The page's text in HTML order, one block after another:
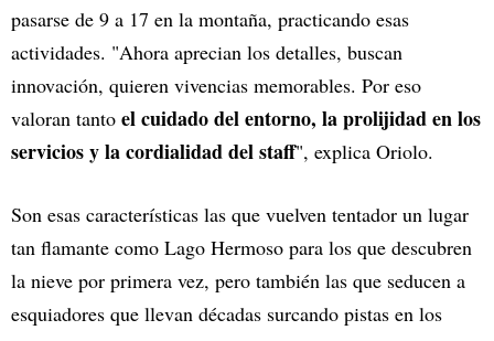
pasarse de 9 a 17 en la montaña, practicando esas
actividades. "Ahora aprecian los detalles, buscan
innovación, quieren vivencias memorables. Por eso
valoran tanto el cuidado del entorno, la prolijidad en los
servicios y la cordialidad del staff", explica Oriolo.
Son esas características las que vuelven tentador un lugar
tan flamante como Lago Hermoso para los que descubren
la nieve por primera vez, pero también las que seducen a
esquiadores que llevan décadas surcando pistas en los